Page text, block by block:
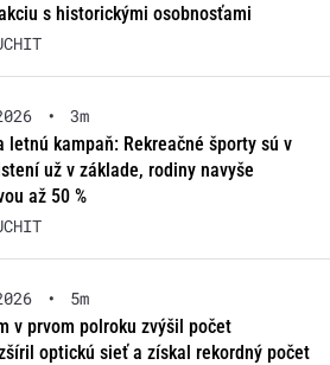
s historickými osobnosťami
•
3m
letnú kampaň: Rekreačné športy sú v
už v základe, rodiny navyše
až 50 %
•
5m
v prvom polroku zvýšil počet
optickú sieť a získal rekordný počet